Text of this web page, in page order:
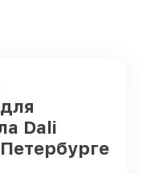
Dali